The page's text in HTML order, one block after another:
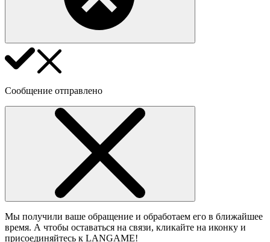
Сообщение отправлено
Мы получили ваше обращение и обработаем его в ближайшее
время. А чтобы оставаться на связи, кликайте на иконку и
присоединяйтесь к LANGAME!